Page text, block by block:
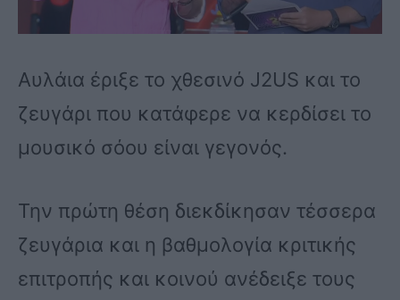
Αυλάια έριξε το χθεσινό J2US και το
ζευγάρι που κατάφερε να κερδίσει το
μουσικό σόου είναι γεγονός.
Την πρώτη θέση διεκδίκησαν τέσσερα
ζευγάρια και η βαθμολογία κριτικής
επιτροπής και κοινού ανέδειξε τους